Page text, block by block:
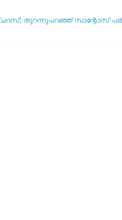
തുറന്നുപറഞ്ഞ് സാന്റോസ്